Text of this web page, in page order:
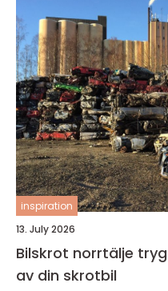
inspiration
13. July 2026
Bilskrot norrtälje trygg och hållbar hantering
av din skrotbil